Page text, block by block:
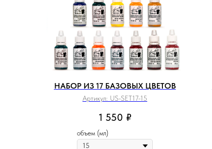
НАБОР ИЗ 17 БАЗОВЫХ ЦВЕТОВ
Артикул: US-SET17-15
1 550 ₽
объем (мл)